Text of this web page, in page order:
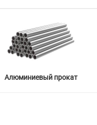
Алюминиевый прокат